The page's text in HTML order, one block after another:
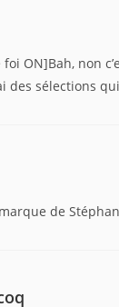
ON]Bah, non
des sélections
de